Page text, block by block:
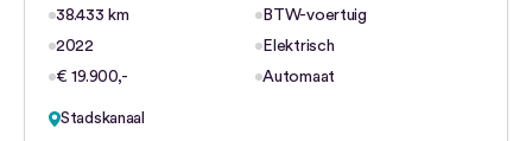
38.433 km
BTW-voertuig
2022
Elektrisch
€ 19.900,-
Automaat
Stadskanaal